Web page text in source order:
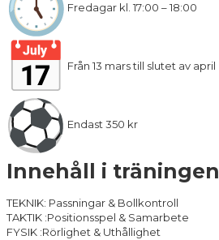
Fredagar kl. 17:00 – 18:00
Från 13 mars till slutet av april
Endast 350 kr
Innehåll i träningen
TEKNIK: Passningar & Bollkontroll
TAKTIK :Positionsspel & Samarbete
FYSIK :Rörlighet & Uthållighet